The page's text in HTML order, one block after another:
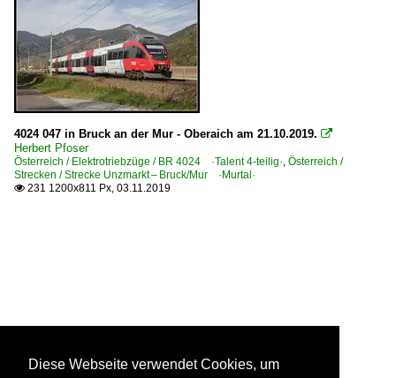
4024 047 in Bruck an der Mur - Oberaich am 21.10.2019. 
Herbert Pfoser
Österreich / Elektrotriebzüge / BR 4024 ·Talent 4-teilig·, Österreich /
Strecken / Strecke Unzmarkt – Bruck/Mur ·Murtal·
 231 1200x811 Px, 03.11.2019
Diese Webseite verwendet Cookies, um